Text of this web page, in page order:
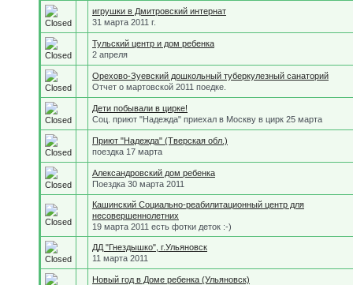
игрушки в Дмитровский интернат
31 марта 2011 г.
Тульский центр и дом ребенка
2 апреля
Орехово-Зуевский дошкольный туберкулезный санаторий
Отчет о мартовской 2011 поедке.
Дети побывали в цирке!
Соц. приют "Надежда" приехал в Москву в цирк 25 марта
Приют "Надежда" (Тверская обл.)
поездка 17 марта
Александровский дом ребенка
Поездка 30 марта 2011
Кашинский Социально-реабилитационный центр для
несовершеннолетних
19 марта 2011 есть фотки деток :-)
ДД "Гнездышко", г.Ульяновск
11 марта 2011
Новый год в Доме ребенка (Ульяновск)